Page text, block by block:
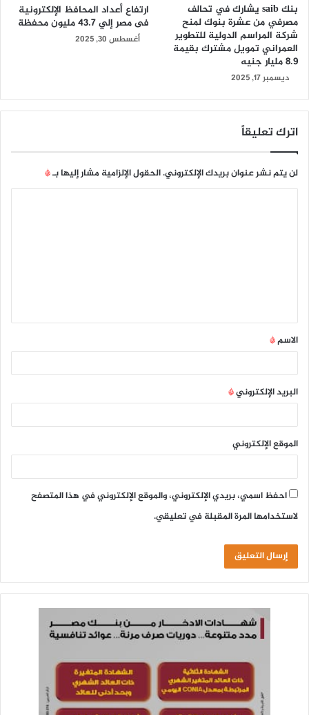
بنك saib يشارك في تحالف
مصرفي من عشرة بنوك لمنح
شركة المراسم الدولية للتطوير
العمراني تمويل مشترك بقيمة
8.9 مليار جنيه
ديسمبر 17, 2025
ارتفاع أعداد المحافظ الإلكترونية
فى مصر إلي 43.7 مليون محفظة
أغسطس 30, 2025
اترك تعليقاً
لن يتم نشر عنوان بريدك الإلكتروني.الحقول الإلزامية مشار إليها بـ*
ق
*
الاسم*
البريد الإلكتروني*
الموقع الإلكتروني
احفظ اسمي، بريدي الإلكتروني، والموقع الإلكتروني في هذا المتصفح
لاستخدامها المرة المقبلة في تعليقي.